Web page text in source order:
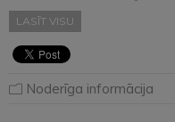
LASĪT VISU
Noderīga informācija